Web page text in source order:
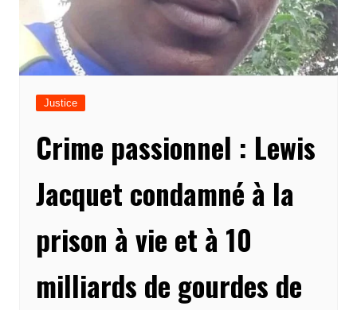
Justice
Crime passionnel : Lewis
Jacquet condamné à la
prison à vie et à 10
milliards de gourdes de